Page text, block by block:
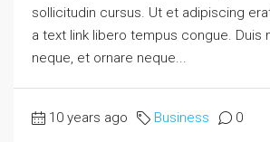
sollicitudin cursus. Ut et adipiscing
a text link libero tempus congue. Duis
neque, et ornare neque...
10 years ago Business 0